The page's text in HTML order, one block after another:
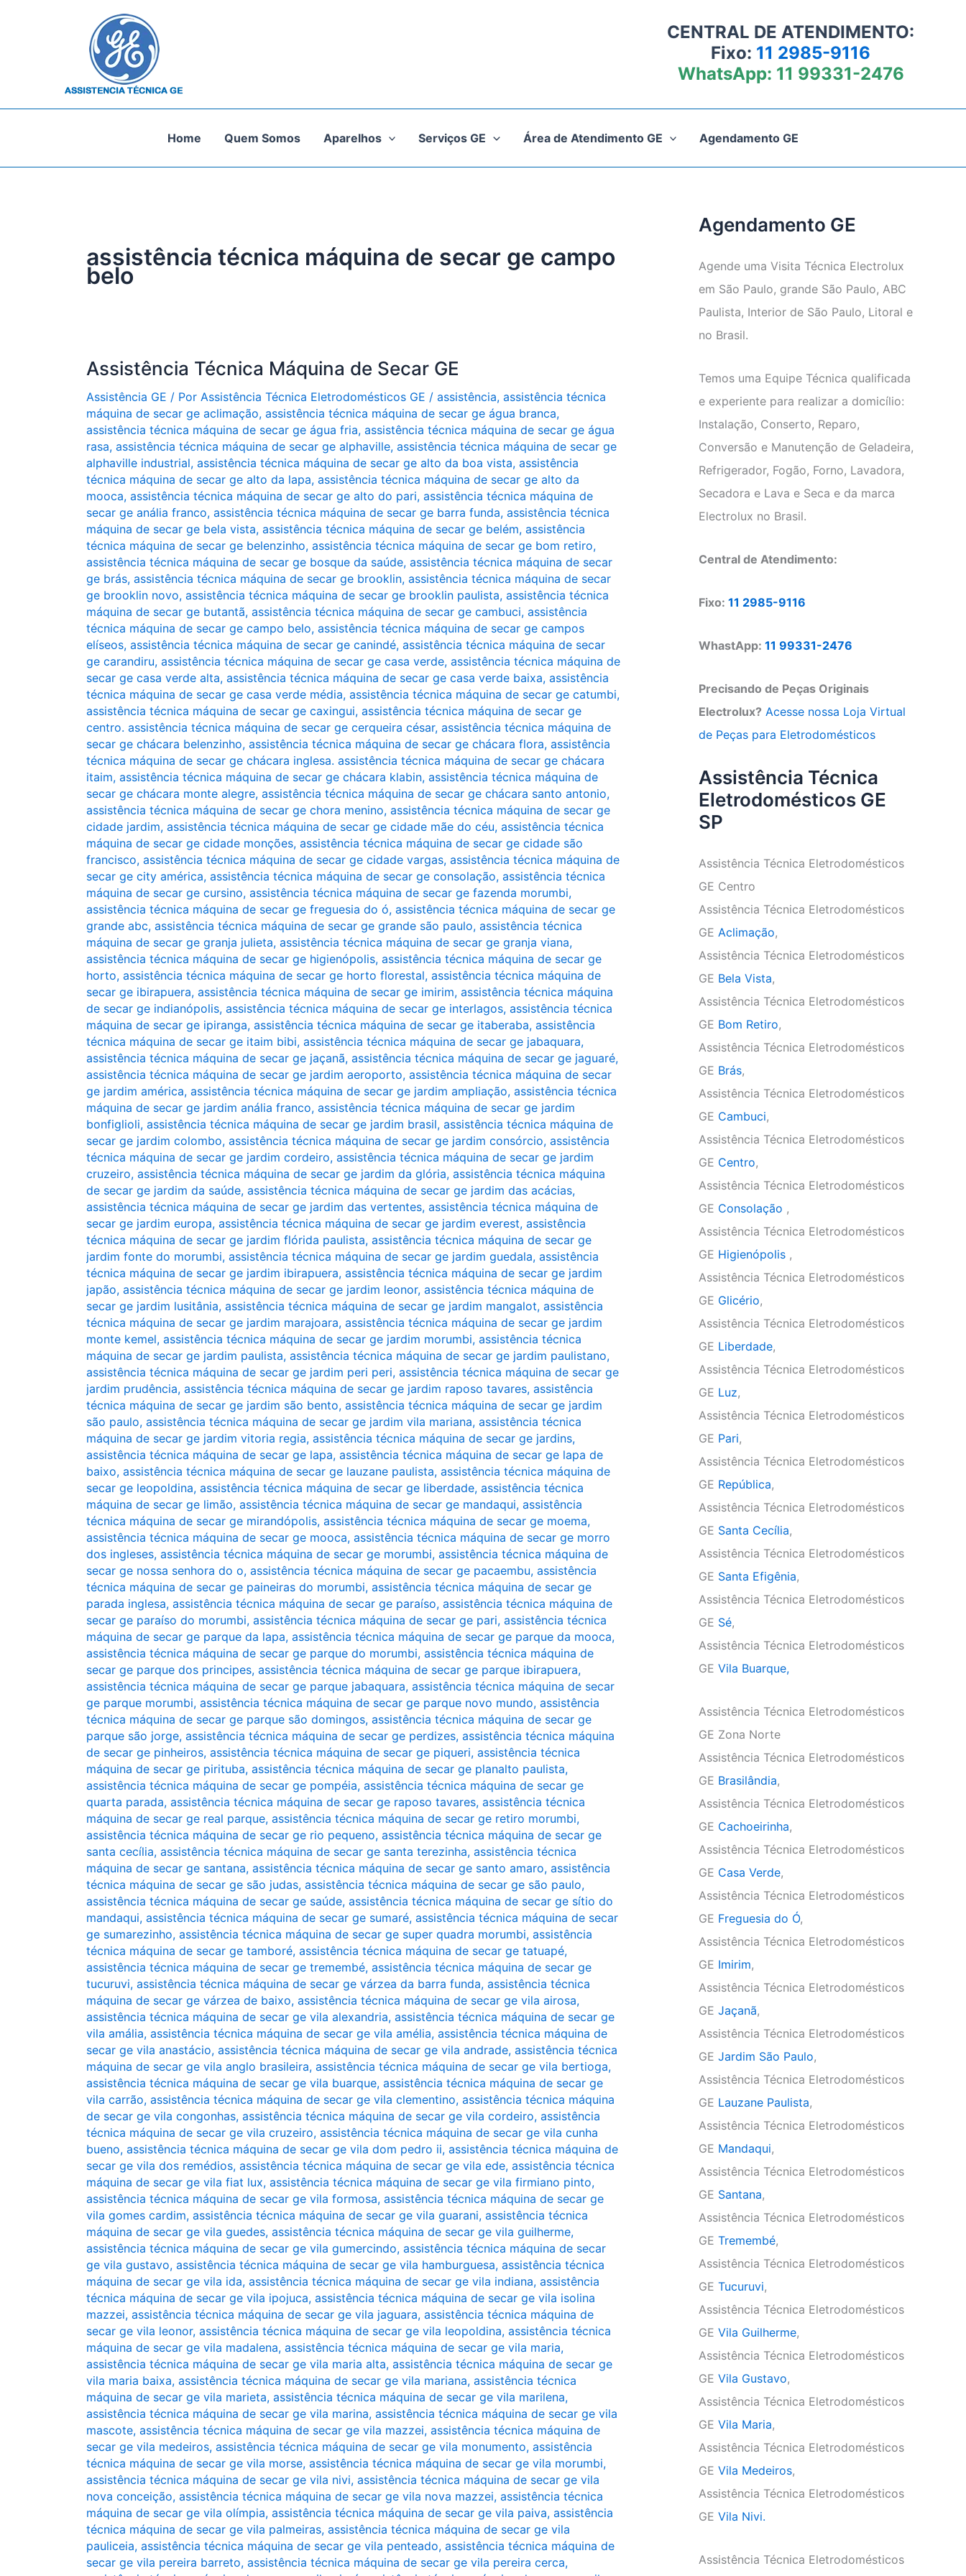
CENTRAL DE ATENDIMENTO:
Fixo: 11 2985-9116
WhatsApp: 11 99331-2476
Home Quem Somos Aparelhos Serviços GE Área de Atendimento GE Agendamento GE
assistência técnica máquina de secar ge campo
belo
Assistência Técnica Máquina de Secar GE
Assistência GE / Por Assistência Técnica Eletrodomésticos GE / assistência, assistência técnica
máquina de secar ge aclimação, assistência técnica máquina de secar ge água branca,
assistência técnica máquina de secar ge água fria, assistência técnica máquina de secar ge água
rasa, assistência técnica máquina de secar ge alphaville, assistência técnica máquina de secar ge
alphaville industrial, assistência técnica máquina de secar ge alto da boa vista, assistência
técnica máquina de secar ge alto da lapa, assistência técnica máquina de secar ge alto da
mooca, assistência técnica máquina de secar ge alto do pari, assistência técnica máquina de
secar ge anália franco, assistência técnica máquina de secar ge barra funda, assistência técnica
máquina de secar ge bela vista, assistência técnica máquina de secar ge belém, assistência
técnica máquina de secar ge belenzinho, assistência técnica máquina de secar ge bom retiro,
assistência técnica máquina de secar ge bosque da saúde, assistência técnica máquina de secar
ge brás, assistência técnica máquina de secar ge brooklin, assistência técnica máquina de secar
ge brooklin novo, assistência técnica máquina de secar ge brooklin paulista, assistência técnica
máquina de secar ge butantã, assistência técnica máquina de secar ge cambuci, assistência
técnica máquina de secar ge campo belo, assistência técnica máquina de secar ge campos
elíseos, assistência técnica máquina de secar ge canindé, assistência técnica máquina de secar
ge carandiru, assistência técnica máquina de secar ge casa verde, assistência técnica máquina de
secar ge casa verde alta, assistência técnica máquina de secar ge casa verde baixa, assistência
técnica máquina de secar ge casa verde média, assistência técnica máquina de secar ge catumbi,
assistência técnica máquina de secar ge caxingui, assistência técnica máquina de secar ge
centro. assistência técnica máquina de secar ge cerqueira césar, assistência técnica máquina de
secar ge chácara belenzinho, assistência técnica máquina de secar ge chácara flora, assistência
técnica máquina de secar ge chácara inglesa. assistência técnica máquina de secar ge chácara
itaim, assistência técnica máquina de secar ge chácara klabin, assistência técnica máquina de
secar ge chácara monte alegre, assistência técnica máquina de secar ge chácara santo antonio,
assistência técnica máquina de secar ge chora menino, assistência técnica máquina de secar ge
cidade jardim, assistência técnica máquina de secar ge cidade mãe do céu, assistência técnica
máquina de secar ge cidade monções, assistência técnica máquina de secar ge cidade são
francisco, assistência técnica máquina de secar ge cidade vargas, assistência técnica máquina de
secar ge city américa, assistência técnica máquina de secar ge consolação, assistência técnica
máquina de secar ge cursino, assistência técnica máquina de secar ge fazenda morumbi,
assistência técnica máquina de secar ge freguesia do ó, assistência técnica máquina de secar ge
grande abc, assistência técnica máquina de secar ge grande são paulo, assistência técnica
máquina de secar ge granja julieta, assistência técnica máquina de secar ge granja viana,
assistência técnica máquina de secar ge higienópolis, assistência técnica máquina de secar ge
horto, assistência técnica máquina de secar ge horto florestal, assistência técnica máquina de
secar ge ibirapuera, assistência técnica máquina de secar ge imirim, assistência técnica máquina
de secar ge indianópolis, assistência técnica máquina de secar ge interlagos, assistência técnica
máquina de secar ge ipiranga, assistência técnica máquina de secar ge itaberaba, assistência
técnica máquina de secar ge itaim bibi, assistência técnica máquina de secar ge jabaquara,
assistência técnica máquina de secar ge jaçanã, assistência técnica máquina de secar ge jaguaré,
assistência técnica máquina de secar ge jardim aeroporto, assistência técnica máquina de secar
ge jardim américa, assistência técnica máquina de secar ge jardim ampliação, assistência técnica
máquina de secar ge jardim anália franco, assistência técnica máquina de secar ge jardim
bonfiglioli, assistência técnica máquina de secar ge jardim brasil, assistência técnica máquina de
secar ge jardim colombo, assistência técnica máquina de secar ge jardim consórcio, assistência
técnica máquina de secar ge jardim cordeiro, assistência técnica máquina de secar ge jardim
cruzeiro, assistência técnica máquina de secar ge jardim da glória, assistência técnica máquina
de secar ge jardim da saúde, assistência técnica máquina de secar ge jardim das acácias,
assistência técnica máquina de secar ge jardim das vertentes, assistência técnica máquina de
secar ge jardim europa, assistência técnica máquina de secar ge jardim everest, assistência
técnica máquina de secar ge jardim flórida paulista, assistência técnica máquina de secar ge
jardim fonte do morumbi, assistência técnica máquina de secar ge jardim guedala, assistência
técnica máquina de secar ge jardim ibirapuera, assistência técnica máquina de secar ge jardim
japão, assistência técnica máquina de secar ge jardim leonor, assistência técnica máquina de
secar ge jardim lusitânia, assistência técnica máquina de secar ge jardim mangalot, assistência
técnica máquina de secar ge jardim marajoara, assistência técnica máquina de secar ge jardim
monte kemel, assistência técnica máquina de secar ge jardim morumbi, assistência técnica
máquina de secar ge jardim paulista, assistência técnica máquina de secar ge jardim paulistano,
assistência técnica máquina de secar ge jardim peri peri, assistência técnica máquina de secar ge
jardim prudência, assistência técnica máquina de secar ge jardim raposo tavares, assistência
técnica máquina de secar ge jardim são bento, assistência técnica máquina de secar ge jardim
são paulo, assistência técnica máquina de secar ge jardim vila mariana, assistência técnica
máquina de secar ge jardim vitoria regia, assistência técnica máquina de secar ge jardins,
assistência técnica máquina de secar ge lapa, assistência técnica máquina de secar ge lapa de
baixo, assistência técnica máquina de secar ge lauzane paulista, assistência técnica máquina de
secar ge leopoldina, assistência técnica máquina de secar ge liberdade, assistência técnica
máquina de secar ge limão, assistência técnica máquina de secar ge mandaqui, assistência
técnica máquina de secar ge mirandópolis, assistência técnica máquina de secar ge moema,
assistência técnica máquina de secar ge mooca, assistência técnica máquina de secar ge morro
dos ingleses, assistência técnica máquina de secar ge morumbi, assistência técnica máquina de
secar ge nossa senhora do o, assistência técnica máquina de secar ge pacaembu, assistência
técnica máquina de secar ge paineiras do morumbi, assistência técnica máquina de secar ge
parada inglesa, assistência técnica máquina de secar ge paraíso, assistência técnica máquina de
secar ge paraíso do morumbi, assistência técnica máquina de secar ge pari, assistência técnica
máquina de secar ge parque da lapa, assistência técnica máquina de secar ge parque da mooca,
assistência técnica máquina de secar ge parque do morumbi, assistência técnica máquina de
secar ge parque dos principes, assistência técnica máquina de secar ge parque ibirapuera,
assistência técnica máquina de secar ge parque jabaquara, assistência técnica máquina de secar
ge parque morumbi, assistência técnica máquina de secar ge parque novo mundo, assistência
técnica máquina de secar ge parque são domingos, assistência técnica máquina de secar ge
parque são jorge, assistência técnica máquina de secar ge perdizes, assistência técnica máquina
de secar ge pinheiros, assistência técnica máquina de secar ge piqueri, assistência técnica
máquina de secar ge pirituba, assistência técnica máquina de secar ge planalto paulista,
assistência técnica máquina de secar ge pompéia, assistência técnica máquina de secar ge
quarta parada, assistência técnica máquina de secar ge raposo tavares, assistência técnica
máquina de secar ge real parque, assistência técnica máquina de secar ge retiro morumbi,
assistência técnica máquina de secar ge rio pequeno, assistência técnica máquina de secar ge
santa cecília, assistência técnica máquina de secar ge santa terezinha, assistência técnica
máquina de secar ge santana, assistência técnica máquina de secar ge santo amaro, assistência
técnica máquina de secar ge são judas, assistência técnica máquina de secar ge são paulo,
assistência técnica máquina de secar ge saúde, assistência técnica máquina de secar ge sítio do
mandaqui, assistência técnica máquina de secar ge sumaré, assistência técnica máquina de secar
ge sumarezinho, assistência técnica máquina de secar ge super quadra morumbi, assistência
técnica máquina de secar ge tamboré, assistência técnica máquina de secar ge tatuapé,
assistência técnica máquina de secar ge tremembé, assistência técnica máquina de secar ge
tucuruvi, assistência técnica máquina de secar ge várzea da barra funda, assistência técnica
máquina de secar ge várzea de baixo, assistência técnica máquina de secar ge vila airosa,
assistência técnica máquina de secar ge vila alexandria, assistência técnica máquina de secar ge
vila amália, assistência técnica máquina de secar ge vila amélia, assistência técnica máquina de
secar ge vila anastácio, assistência técnica máquina de secar ge vila andrade, assistência técnica
máquina de secar ge vila anglo brasileira, assistência técnica máquina de secar ge vila bertioga,
assistência técnica máquina de secar ge vila buarque, assistência técnica máquina de secar ge
vila carrão, assistência técnica máquina de secar ge vila clementino, assistência técnica máquina
de secar ge vila congonhas, assistência técnica máquina de secar ge vila cordeiro, assistência
técnica máquina de secar ge vila cruzeiro, assistência técnica máquina de secar ge vila cunha
bueno, assistência técnica máquina de secar ge vila dom pedro ii, assistência técnica máquina de
secar ge vila dos remédios, assistência técnica máquina de secar ge vila ede, assistência técnica
máquina de secar ge vila fiat lux, assistência técnica máquina de secar ge vila firmiano pinto,
assistência técnica máquina de secar ge vila formosa, assistência técnica máquina de secar ge
vila gomes cardim, assistência técnica máquina de secar ge vila guarani, assistência técnica
máquina de secar ge vila guedes, assistência técnica máquina de secar ge vila guilherme,
assistência técnica máquina de secar ge vila gumercindo, assistência técnica máquina de secar
ge vila gustavo, assistência técnica máquina de secar ge vila hamburguesa, assistência técnica
máquina de secar ge vila ida, assistência técnica máquina de secar ge vila indiana, assistência
técnica máquina de secar ge vila ipojuca, assistência técnica máquina de secar ge vila isolina
mazzei, assistência técnica máquina de secar ge vila jaguara, assistência técnica máquina de
secar ge vila leonor, assistência técnica máquina de secar ge vila leopoldina, assistência técnica
máquina de secar ge vila madalena, assistência técnica máquina de secar ge vila maria,
assistência técnica máquina de secar ge vila maria alta, assistência técnica máquina de secar ge
vila maria baixa, assistência técnica máquina de secar ge vila mariana, assistência técnica
máquina de secar ge vila marieta, assistência técnica máquina de secar ge vila marilena,
assistência técnica máquina de secar ge vila marina, assistência técnica máquina de secar ge vila
mascote, assistência técnica máquina de secar ge vila mazzei, assistência técnica máquina de
secar ge vila medeiros, assistência técnica máquina de secar ge vila monumento, assistência
técnica máquina de secar ge vila morse, assistência técnica máquina de secar ge vila morumbi,
assistência técnica máquina de secar ge vila nivi, assistência técnica máquina de secar ge vila
nova conceição, assistência técnica máquina de secar ge vila nova mazzei, assistência técnica
máquina de secar ge vila olímpia, assistência técnica máquina de secar ge vila paiva, assistência
técnica máquina de secar ge vila palmeiras, assistência técnica máquina de secar ge vila
pauliceia, assistência técnica máquina de secar ge vila penteado, assistência técnica máquina de
secar ge vila pereira barreto, assistência técnica máquina de secar ge vila pereira cerca,
Agendamento GE
Agende uma Visita Técnica Electrolux
em São Paulo, grande São Paulo, ABC
Paulista, Interior de São Paulo, Litoral e
no Brasil.
Temos uma Equipe Técnica qualificada
e experiente para realizar a domicílio:
Instalação, Conserto, Reparo,
Conversão e Manutenção de Geladeira,
Refrigerador, Fogão, Forno, Lavadora,
Secadora e Lava e Seca e da marca
Electrolux no Brasil.
Central de Atendimento:
Fixo: 11 2985-9116
WhastApp: 11 99331-2476
Precisando de Peças Originais
Electrolux? Acesse nossa Loja Virtual
de Peças para Eletrodomésticos
Assistência Técnica
Eletrodomésticos GE
SP
Assistência Técnica Eletrodomésticos
GE Centro
Assistência Técnica Eletrodomésticos
GE Aclimação,
Assistência Técnica Eletrodomésticos
GE Bela Vista,
Assistência Técnica Eletrodomésticos
GE Bom Retiro,
Assistência Técnica Eletrodomésticos
GE Brás,
Assistência Técnica Eletrodomésticos
GE Cambuci,
Assistência Técnica Eletrodomésticos
GE Centro,
Assistência Técnica Eletrodomésticos
GE Consolação ,
Assistência Técnica Eletrodomésticos
GE Higienópolis ,
Assistência Técnica Eletrodomésticos
GE Glicério,
Assistência Técnica Eletrodomésticos
GE Liberdade,
Assistência Técnica Eletrodomésticos
GE Luz,
Assistência Técnica Eletrodomésticos
GE Pari,
Assistência Técnica Eletrodomésticos
GE República,
Assistência Técnica Eletrodomésticos
GE Santa Cecília,
Assistência Técnica Eletrodomésticos
GE Santa Efigênia,
Assistência Técnica Eletrodomésticos
GE Sé,
Assistência Técnica Eletrodomésticos
GE Vila Buarque,
Assistência Técnica Eletrodomésticos
GE Zona Norte
Assistência Técnica Eletrodomésticos
GE Brasilândia,
Assistência Técnica Eletrodomésticos
GE Cachoeirinha,
Assistência Técnica Eletrodomésticos
GE Casa Verde,
Assistência Técnica Eletrodomésticos
GE Freguesia do Ó,
Assistência Técnica Eletrodomésticos
GE Imirim,
Assistência Técnica Eletrodomésticos
GE Jaçanã,
Assistência Técnica Eletrodomésticos
GE Jardim São Paulo,
Assistência Técnica Eletrodomésticos
GE Lauzane Paulista,
Assistência Técnica Eletrodomésticos
GE Mandaqui,
Assistência Técnica Eletrodomésticos
GE Santana,
Assistência Técnica Eletrodomésticos
GE Tremembé,
Assistência Técnica Eletrodomésticos
GE Tucuruvi,
Assistência Técnica Eletrodomésticos
GE Vila Guilherme,
Assistência Técnica Eletrodomésticos
GE Vila Gustavo,
Assistência Técnica Eletrodomésticos
GE Vila Maria,
Assistência Técnica Eletrodomésticos
GE Vila Medeiros,
Assistência Técnica Eletrodomésticos
GE Vila Nivi.
Assistência Técnica Eletrodomésticos